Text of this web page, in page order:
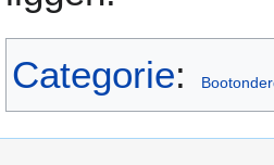
Categorie: